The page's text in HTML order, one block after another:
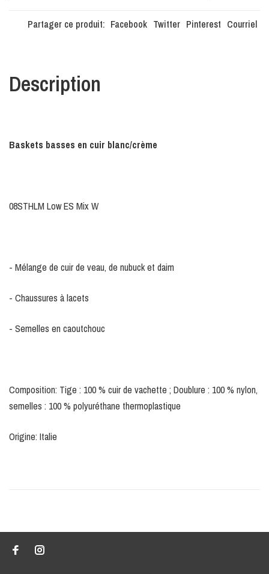
Partager ce produit: Facebook Twitter Pinterest Courriel
Description
Baskets basses en cuir blanc/crème
08STHLM Low ES Mix W
- Mélange de cuir de veau, de nubuck et daim
- Chaussures à lacets
- Semelles en caoutchouc
Composition: Tige : 100 % cuir de vachette ; Doublure : 100 % nylon,
semelles : 100 % polyuréthane thermoplastique
Origine: Italie